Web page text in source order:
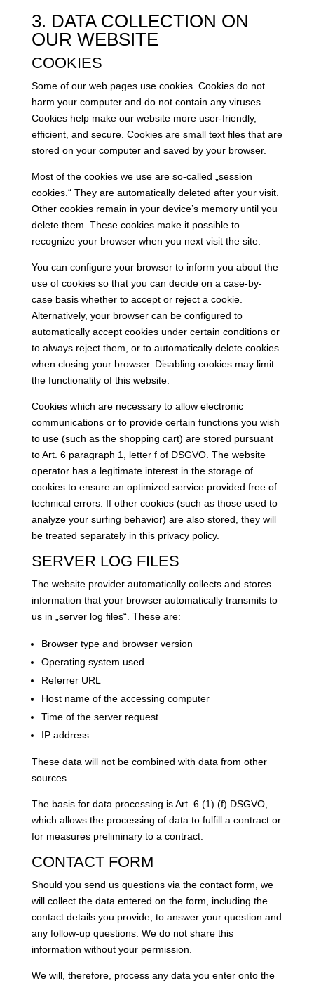
3. DATA COLLECTION ON
OUR WEBSITE
COOKIES
Some of our web pages use cookies. Cookies do not
harm your computer and do not contain any viruses.
Cookies help make our website more user-friendly,
efficient, and secure. Cookies are small text files that are
stored on your computer and saved by your browser.
Most of the cookies we use are so-called „session
cookies.“ They are automatically deleted after your visit.
Other cookies remain in your device’s memory until you
delete them. These cookies make it possible to
recognize your browser when you next visit the site.
You can configure your browser to inform you about the
use of cookies so that you can decide on a case-by-
case basis whether to accept or reject a cookie.
Alternatively, your browser can be configured to
automatically accept cookies under certain conditions or
to always reject them, or to automatically delete cookies
when closing your browser. Disabling cookies may limit
the functionality of this website.
Cookies which are necessary to allow electronic
communications or to provide certain functions you wish
to use (such as the shopping cart) are stored pursuant
to Art. 6 paragraph 1, letter f of DSGVO. The website
operator has a legitimate interest in the storage of
cookies to ensure an optimized service provided free of
technical errors. If other cookies (such as those used to
analyze your surfing behavior) are also stored, they will
be treated separately in this privacy policy.
SERVER LOG FILES
The website provider automatically collects and stores
information that your browser automatically transmits to
us in „server log files“. These are:
Browser type and browser version
Operating system used
Referrer URL
Host name of the accessing computer
Time of the server request
IP address
These data will not be combined with data from other
sources.
The basis for data processing is Art. 6 (1) (f) DSGVO,
which allows the processing of data to fulfill a contract or
for measures preliminary to a contract.
CONTACT FORM
Should you send us questions via the contact form, we
will collect the data entered on the form, including the
contact details you provide, to answer your question and
any follow-up questions. We do not share this
information without your permission.
We will, therefore, process any data you enter onto the